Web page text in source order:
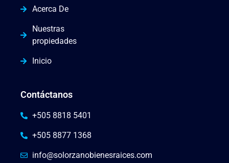
Acerca De
Nuestras
propiedades
Inicio
Contáctanos
+505 8818 5401
+505 8877 1368
info@solorzanobienesraices.com